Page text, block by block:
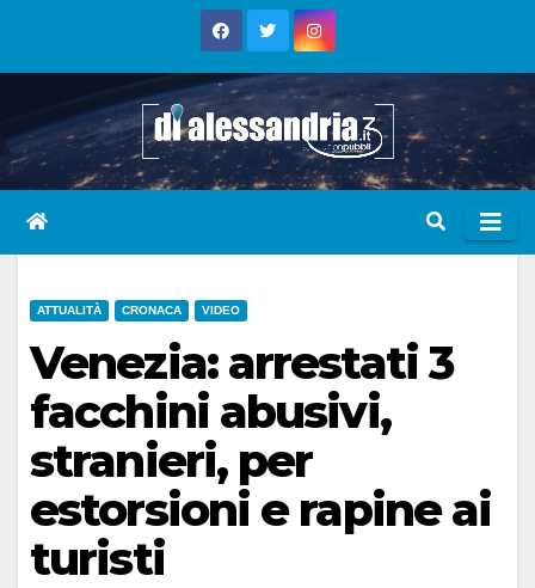
ATTUALITÀ CRONACA VIDEO
Venezia: arrestati 3
facchini abusivi,
stranieri, per
estorsioni e rapine ai
turisti